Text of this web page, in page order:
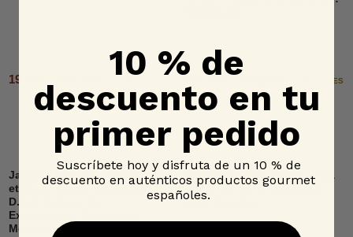
19,95 € - 107,70 € 515,00 € - 650,00 € 6 OPCIONES
Jamón 100% raza ibérica,
etiqueta negra, loncheado,
D.O.P. Dehesa de
Extremadura, Señorío de
Montanera
Aceite de Oliva Virgen Extra
Lagar del Soto ecológico
Lata, Jacoliva
10 % de
descuento en tu
primer pedido
Suscríbete hoy y disfruta de un 10 % de
descuento en auténticos productos gourmet
españoles.